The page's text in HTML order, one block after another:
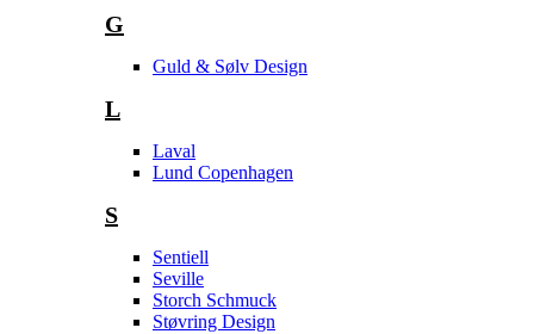
G
Guld & Sølv Design
L
Laval
Lund Copenhagen
S
Sentiell
Seville
Storch Schmuck
Støvring Design